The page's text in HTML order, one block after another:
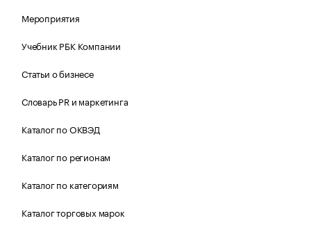
Мероприятия
Учебник РБК Компании
Статьи о бизнесе
Словарь PR и маркетинга
Каталог по ОКВЭД
Каталог по регионам
Каталог по категориям
Каталог торговых марок